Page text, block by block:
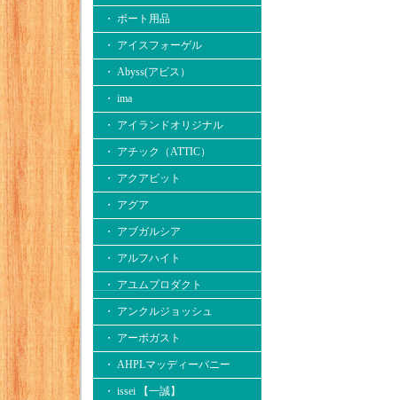
・ ボート用品
・ アイスフォーゲル
・ Abyss(アビス）
・ ima
・ アイランドオリジナル
・ アチック（ATTIC）
・ アクアビット
・ アグア
・ アブガルシア
・ アルフハイト
・ アユムプロダクト
・ アンクルジョッシュ
・ アーボガスト
・ AHPLマッディーバニー
・ issei 【一誠】